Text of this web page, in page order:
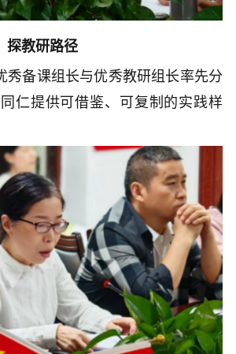
探教研路径
秀备课组长与优秀教研组长率先分
仁提供可借鉴、可复制的实践样